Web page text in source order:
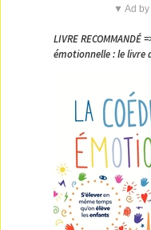
▼ Ad by
LIVRE
émotionnelle : le livre